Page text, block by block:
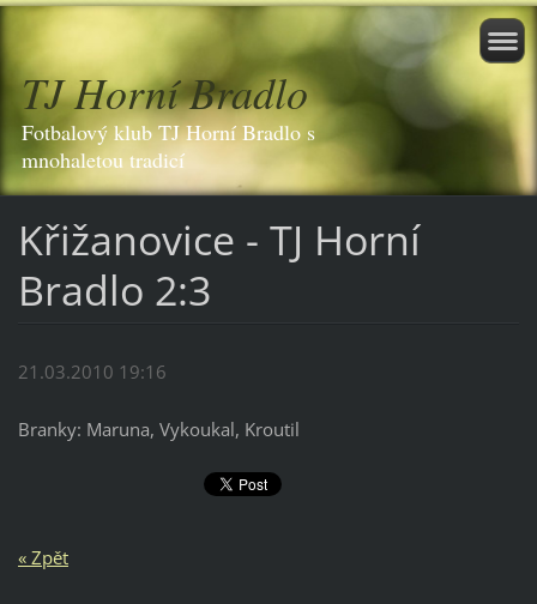
TJ Horní Bradlo
Fotbalový klub TJ Horní Bradlo s
mnohaletou tradicí
Křižanovice - TJ Horní
Bradlo 2:3
21.03.2010 19:16
Branky: Maruna, Vykoukal, Kroutil
« Zpět